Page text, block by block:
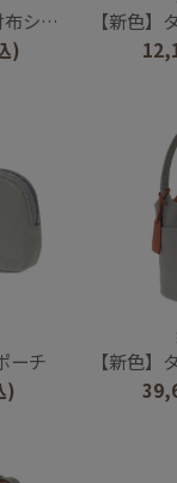
ダー
)
【新色】タ
ーチ
)
【新色】タ